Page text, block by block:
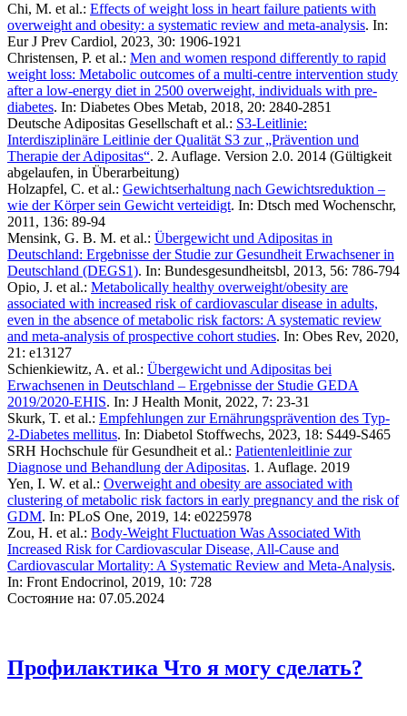
Chi, M. et al.: Effects of weight loss in heart failure patients with
overweight and obesity: a systematic review and meta-analysis. In:
Eur J Prev Cardiol, 2023, 30: 1906-1921
Christensen, P. et al.: Men and women respond differently to rapid
weight loss: Metabolic outcomes of a multi-centre intervention study
after a low-energy diet in 2500 overweight, individuals with pre-
diabetes. In: Diabetes Obes Metab, 2018, 20: 2840-2851
Deutsche Adipositas Gesellschaft et al.: S3-Leitlinie:
Interdisziplinäre Leitlinie der Qualität S3 zur „Prävention und
Therapie der Adipositas“. 2. Auflage. Version 2.0. 2014 (Gültigkeit
abgelaufen, in Überarbeitung)
Holzapfel, C. et al.: Gewichtserhaltung nach Gewichtsreduktion –
wie der Körper sein Gewicht verteidigt. In: Dtsch med Wochenschr,
2011, 136: 89-94
Mensink, G. B. M. et al.: Übergewicht und Adipositas in
Deutschland: Ergebnisse der Studie zur Gesundheit Erwachsener in
Deutschland (DEGS1). In: Bundesgesundheitsbl, 2013, 56: 786-794
Opio, J. et al.: Metabolically healthy overweight/obesity are
associated with increased risk of cardiovascular disease in adults,
even in the absence of metabolic risk factors: A systematic review
and meta-analysis of prospective cohort studies. In: Obes Rev, 2020,
21: e13127
Schienkiewitz, A. et al.: Übergewicht und Adipositas bei
Erwachsenen in Deutschland – Ergebnisse der Studie GEDA
2019/2020-EHIS. In: J Health Monit, 2022, 7: 23-31
Skurk, T. et al.: Empfehlungen zur Ernährungsprävention des Typ-
2-Diabetes mellitus. In: Diabetol Stoffwechs, 2023, 18: S449-S465
SRH Hochschule für Gesundheit et al.: Patientenleitlinie zur
Diagnose und Behandlung der Adipositas. 1. Auflage. 2019
Yen, I. W. et al.: Overweight and obesity are associated with
clustering of metabolic risk factors in early pregnancy and the risk of
GDM. In: PLoS One, 2019, 14: e0225978
Zou, H. et al.: Body-Weight Fluctuation Was Associated With
Increased Risk for Cardiovascular Disease, All-Cause and
Cardiovascular Mortality: A Systematic Review and Meta-Analysis.
In: Front Endocrinol, 2019, 10: 728
Состояние на: 07.05.2024
Профилактика Что я могу сделать?